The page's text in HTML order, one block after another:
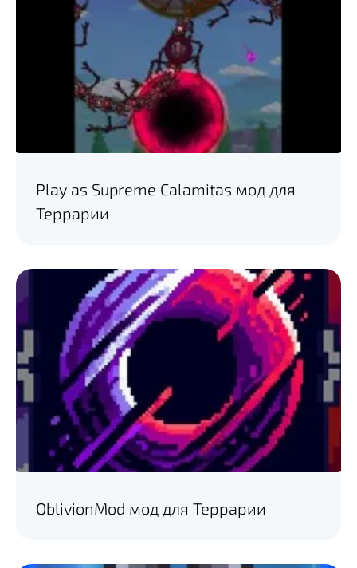
Play as Supreme Calamitas мод для
Террарии
OblivionMod мод для Террарии